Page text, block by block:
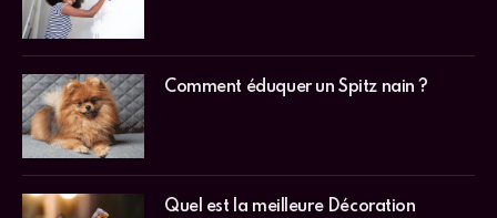
Comment éduquer un Spitz nain ?
Quel est la meilleure Décoration